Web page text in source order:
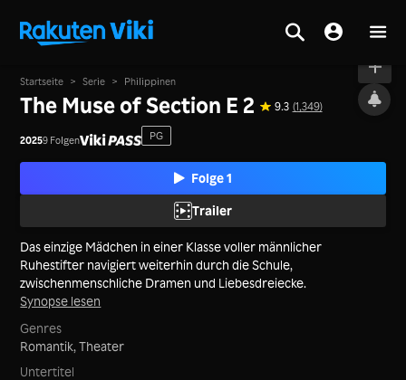
Live
Startseite > Serie > Philippinen
The Muse of Section E 2 9.3 (1,349)
20259 Folgen PG
Folge 1
Trailer
Das einzige Mädchen in einer Klasse voller männlicher
Ruhestifter navigiert weiterhin durch die Schule,
zwischenmenschliche Dramen und Liebesdreiecke.
Synopse lesen
Genres
Romantik,Theater
Untertitel